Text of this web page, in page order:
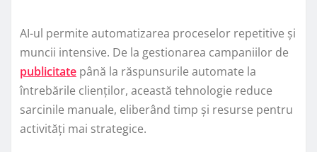
AI-ul permite automatizarea proceselor repetitive și
muncii intensive. De la gestionarea campaniilor de
publicitate până la răspunsurile automate la
întrebările clienților, această tehnologie reduce
sarcinile manuale, eliberând timp și resurse pentru
activități mai strategice.